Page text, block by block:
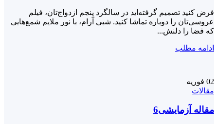
فرض کنید تصمیم گرفته‌اید در سالگرد پنجم ازدواج‌تان، فیلم
عروسی‌تان را دوباره تماشا کنید. شبی آرام، با نور ملایم شمع‌هایی
که فضا را دلنش...
ادامه مطلب
02 فوریه
مقالات
مقاله آزمایشی6